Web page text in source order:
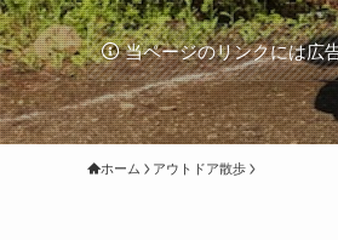
当ページのリンクには広
ホーム アウトドア散歩